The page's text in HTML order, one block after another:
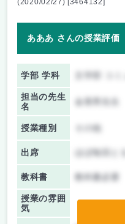
(2020/02/27) [3464132]
あああ さんの授業評価
学部 学科
担当の先生
名
金香男先生
授業種別 その他
出席 ほぼ毎回とる
教科書 教科書必要
授業の雰囲
気